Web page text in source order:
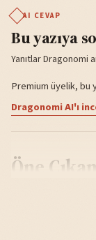
AI CEVAP
Bu yazıya
Yanıtlar Dragonomi
Premium üyelik, bu
Dragonomi AI'ı
Öne